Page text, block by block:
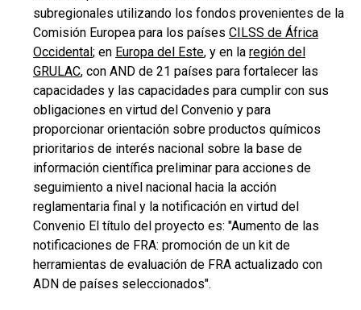
subregionales utilizando los fondos provenientes de la
Comisión Europea para los países CILSS de África
Occidental; en Europa del Este, y en la región del
GRULAC, con AND de 21 países para fortalecer las
capacidades y las capacidades para cumplir con sus
obligaciones en virtud del Convenio y para
proporcionar orientación sobre productos químicos
prioritarios de interés nacional sobre la base de
información científica preliminar para acciones de
seguimiento a nivel nacional hacia la acción
reglamentaria final y la notificación en virtud del
Convenio El título del proyecto es: "Aumento de las
notificaciones de FRA: promoción de un kit de
herramientas de evaluación de FRA actualizado con
ADN de países seleccionados".